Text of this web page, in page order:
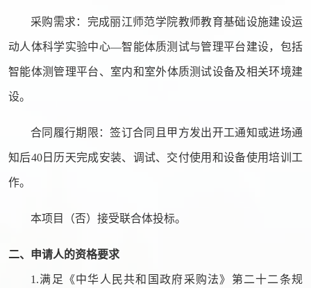
采购需求：完成丽江师范学院教师教育基础设施建设运
动人体科学实验中心—智能体质测试与管理平台建设，包括
智能体测管理平台、 室内和室外体质测试设备及相关环境建
设。
合同履行期限：签订合同且甲方发出开工通知或进场通
知后40日历天完成安装、调试、交付使用和设备使用培训工
作。
本项目（否）接受联合体投标。
二、申请人的资格要求
1.满足《中华人民共和国政府采购法》第二十二条规